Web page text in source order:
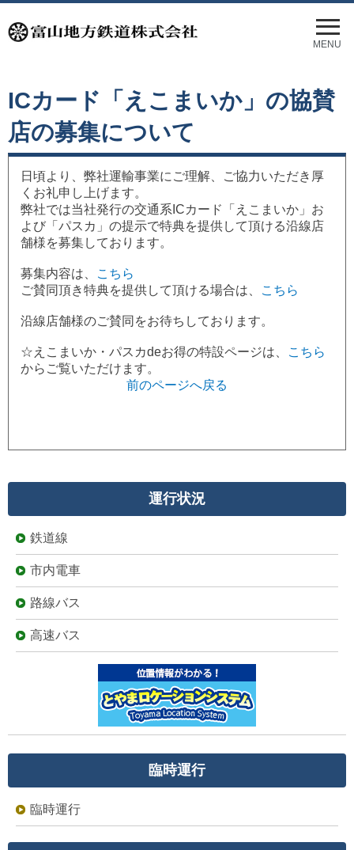
メ
ニ
ュ
を
開
MENU
ICカード「えこまいか」の協賛
店の募集について
日頃より、弊社運輸事業にご理解、ご協力いただき厚
くお礼申し上げます。
弊社では当社発行の交通系ICカード「えこまいか」お
よび「パスカ」の提示で特典を提供して頂ける沿線店
舗様を募集しております。
募集内容は、
こちら
ご賛同頂き特典を提供して頂ける場合は、
こちら
沿線店舗様のご賛同をお待ちしております。
☆えこまいか・パスカdeお得の特設ページは、
こちら
からご覧いただけます。
前のページへ戻る
運行状況
鉄道線
市内電車
路線バス
高速バス
臨時運行
臨時運行